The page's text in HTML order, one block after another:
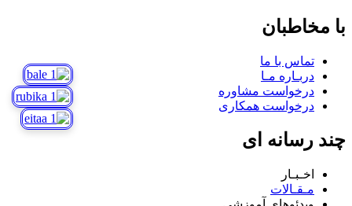
با مخاطبان
تماس با ما
دربـاره مـا
درخواست مشاوره
درخواست همکاری
چند رسانه ای
اخـبـار
مـقـالات